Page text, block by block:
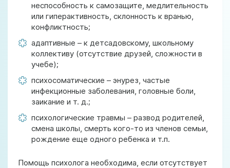
неспособность к самозащите, медлительность
или гиперактивность, склонность к вранью,
конфликтность;
адаптивные – к детсадовскому, школьному
коллективу (отсутствие друзей, сложности в
учебе);
психосоматические – энурез, частые
инфекционные заболевания, головные боли,
заикание и т. д.;
психологические травмы – развод родителей,
смена школы, смерть кого-то из членов семьи,
рождение еще одного ребенка и т.п.
Помощь психолога необходима, если отсутствует